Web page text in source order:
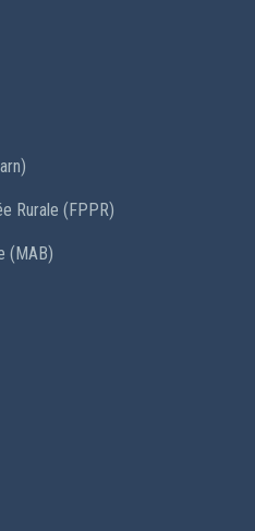
Rurale (FPPR)
(MAB)